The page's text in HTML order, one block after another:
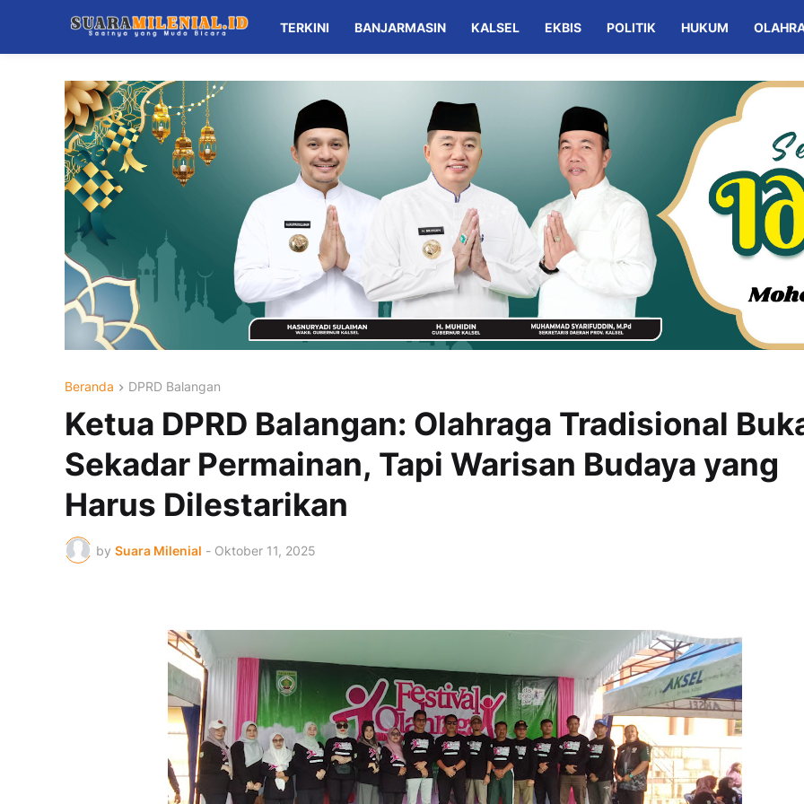
TERKINI BANJARMASIN KALSEL EKBIS POLITIK HUKUM
Beranda DPRD Balangan
Ketua DPRD Balangan: Olahraga Tradisional
Sekadar Permainan, Tapi Warisan Budaya yang
Harus Dilestarikan
by Suara Milenial - Oktober 11, 2025